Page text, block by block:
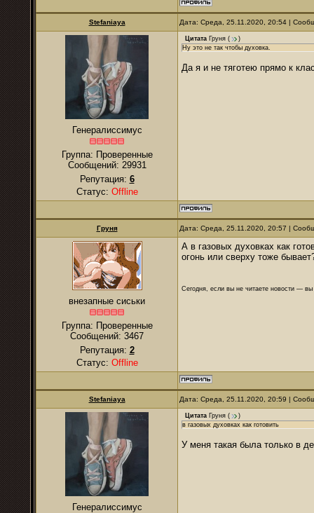
Stefaniaya Дата: Среда, 25.11.2020, 20:54 |
Генералиссимус
Группа: Проверенные
Сообщений: 29931
Репутация: 6
Статус: Offline
Цитата Груня (
)
Ну это не так чтобы духовка.
Да я и не тяготею прямо к
Груня Дата: Среда, 25.11.2020, 20:57 |
внезапные сиськи
Группа: Проверенные
Сообщений: 3467
Репутация: 2
Статус: Offline
А в газовых духовках как
огонь или сверху тоже
Сегодня, если вы не читаете новости —
Stefaniaya Дата: Среда, 25.11.2020, 20:59 |
Генералиссимус
Цитата Груня (
)
в газовых духовках как готовить
У меня такая была только в